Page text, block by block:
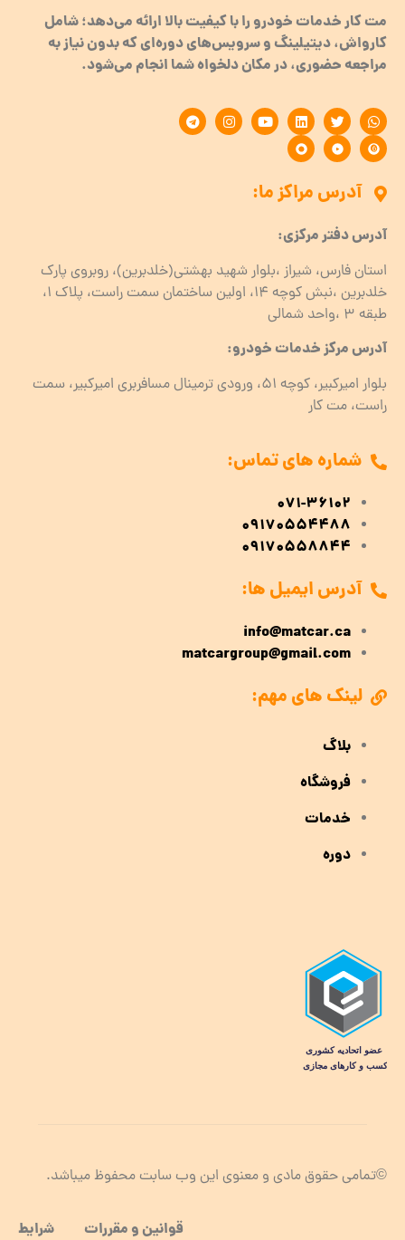
مت کار خدمات خودرو را با کیفیت بالا ارائه می‌دهد؛ شامل
کارواش، دیتیلینگ و سرویس‌های دوره‌ای که بدون نیاز به
مراجعه حضوری، در مکان دلخواه شما انجام می‌شود.
آدرس مراکز ما:
آدرس دفتر مرکزی:
استان فارس، شیراز ،بلوار شهید بهشتی(خلدبرین)، روبروی پارک
خلدبرین ،نبش کوچه ۱۴، اولین ساختمان سمت راست، پلاک 1،
طبقه ۳ ،واحد شمالی
آدرس مرکز خدمات خودرو:
بلوار امیرکبیر، کوچه 51، ورودی ترمینال مسافربری امیرکبیر، سمت
راست، مت کار
شماره های تماس:
071-36102
09170554488
09170558844
آدرس ایمیل ها:
info@matcar.ca
matcargroup@gmail.com
لینک های مهم:
بلاگ
فروشگاه
خدمات
دوره
©تمامی حقوق مادی و معنوی این وب سابت محفوظ میباشد.
قوانین و مقررات شرایط